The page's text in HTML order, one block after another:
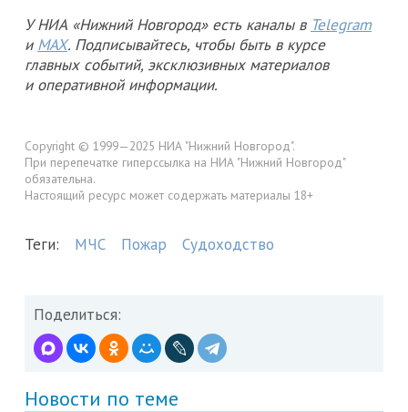
У НИА «Нижний Новгород» есть каналы в Telegram
и MAX. Подписывайтесь, чтобы быть в курсе
главных событий, эксклюзивных материалов
и оперативной информации.
Copyright © 1999—2025 НИА "Нижний Новгород".
При перепечатке гиперссылка на НИА "Нижний Новгород"
обязательна.
Настоящий ресурс может содержать материалы 18+
Теги: МЧС Пожар Судоходство
Поделиться:
Новости по теме